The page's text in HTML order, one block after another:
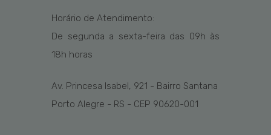
Horário de Atendimento:
De segunda a sexta-feira das 09h às
18h horas
Av. Princesa Isabel, 921 - Bairro Santana
Porto Alegre - RS - CEP 90620-001